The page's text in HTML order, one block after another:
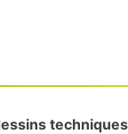
techniques